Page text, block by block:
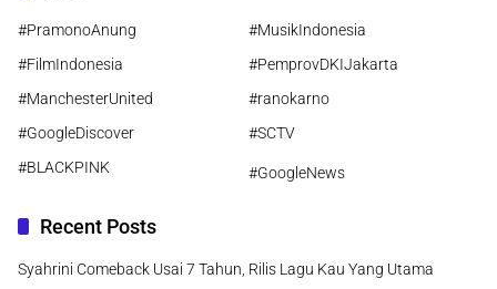
#PramonoAnung
#MusikIndonesia
#FilmIndonesia
#PemprovDKIJakarta
#ManchesterUnited
#ranokarno
#GoogleDiscover
#SCTV
#BLACKPINK
#GoogleNews
Recent Posts
Syahrini Comeback Usai 7 Tahun, Rilis Lagu Kau Yang Utama